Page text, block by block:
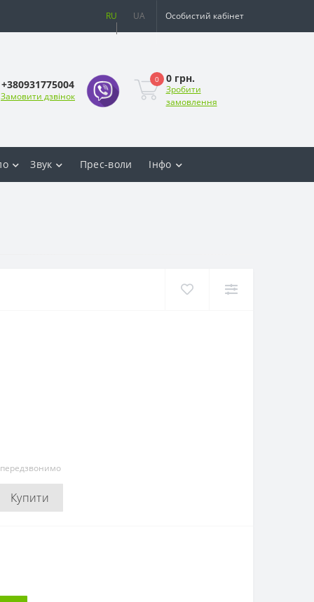
UA Особистий кабінет
+380931775004
Замовити дзвінок
0 0 грн.
Зробити
замовлення
Звук Прес-воли Інфо
Купити